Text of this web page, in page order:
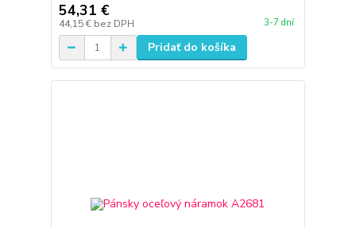
54,31 €
44,15 € bez DPH 3-7 dní
Pridať do košíka